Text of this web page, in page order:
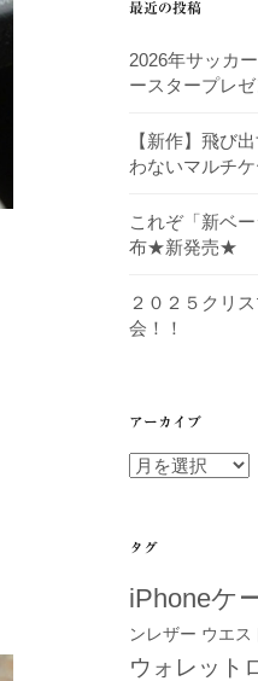
リ
最近の投稿
2026年サッカ
ースタープレゼ
【新作】飛び
わないマルチケ
これぞ「新ベ
布★新発売★
２０２５クリ
会！！
アーカイブ
ア
イ
タグ
iPhoneケ
ンレザー ウエス
ウォレット